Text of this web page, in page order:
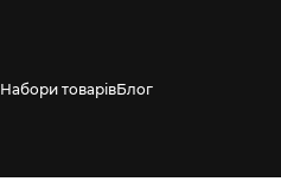
Набори товарівБлог